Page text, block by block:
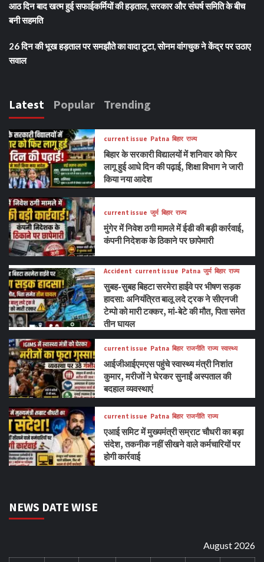
आठ दिन बाद खत्म हुई सफाईकर्मियों की हड़ताल, सरकार और संघर्ष समिति के बीच
बनी सहमति
26 दिन की भूख हड़ताल पर समझौते का वादा टूटा, सोनम वांगचुक ने केंद्र पर उठाए
सवाल
Latest Popular Trending
current issue Patna बिहार राज्य
बिहार के सरकारी विद्यालयों में शनिवार को फिर
लागू हुई आधे दिन की पढ़ाई, शिक्षा विभाग ने जारी
किया नया आदेश
current issue जुर्म बिहार राज्य
मुंगेर में निवेश ठगी मामले में ईडी की बड़ी कार्रवाई,
कंपनी निदेशक के ठिकाने पर छापेमारी
Accident current issue Patna जुर्म बिहार राज्य
सुबह-सुबह बिहटा सरमेरा हाईवे पर भीषण सड़क
हादसा: अनियंत्रित बालू लदे ट्रक ने सीएनजी
टेम्पो को मारी टक्कर, मां-बेटे की मौत, पिता समेत
तीन घायल
current issue Patna बिहार राजनीति राज्य स्वास्थ्य
आईजीआईएमएस पहुंचे स्वास्थ्य मंत्री निशांत
कुमार, मरीजों ने घेरकर सुनाईं अस्पताल की
बदहाल व्यवस्थाएं
current issue Patna बिहार राजनीति राज्य
एआई समिट में मुख्यमंत्री सम्राट चौधरी का बड़ा
संदेश, तकनीक नहीं सीखने वाले कर्मचारियों पर
होगी कार्रवाई
NEWS DATE WISE
August 2026